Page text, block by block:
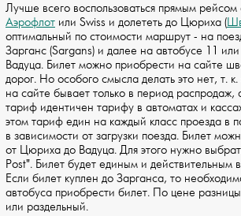
Лучше всего воспользоваться прямым
Аэрофлот или Swiss и долететь до Цюриха (
оптимальный по стоимости маршрут - на
Зарганс (Sargans) и далее на автобусе 11
Вадуца. Билет можно приобрести на сайте
дорог. Но особого смысла делать это нет, т.
на сайте бывает только в период
тариф идентичен тарифу в автоматах и
этом тариф един на каждый класс проезда в
в зависимости от загрузки поезда. Билет
от Цюриха до Вадуца. Для этого нужно
Post". Билет будет единым и действительным
Если билет куплен до Зарганса, то
автобуса приобрести билет. По цене
или раздельный.